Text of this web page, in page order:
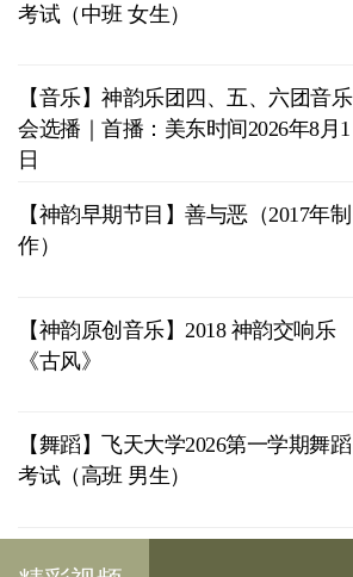
考试（中班 女生）
【音乐】神韵乐团四、五、六团音乐
会选播｜首播：美东时间2026年8月1
日
【神韵早期节目】善与恶（2017年制
作）
【神韵原创音乐】2018 神韵交响乐
《古风》
【舞蹈】飞天大学2026第一学期舞蹈
考试（高班 男生）